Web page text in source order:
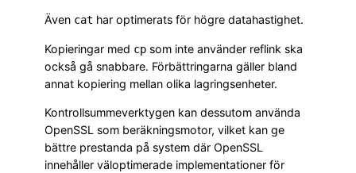
Även cat har optimerats för högre datahastighet.
Kopieringar med cp som inte använder reflink ska
också gå snabbare. Förbättringarna gäller bland
annat kopiering mellan olika lagringsenheter.
Kontrollsummeverktygen kan dessutom använda
OpenSSL som beräkningsmotor, vilket kan ge
bättre prestanda på system där OpenSSL
innehåller väloptimerade implementationer för